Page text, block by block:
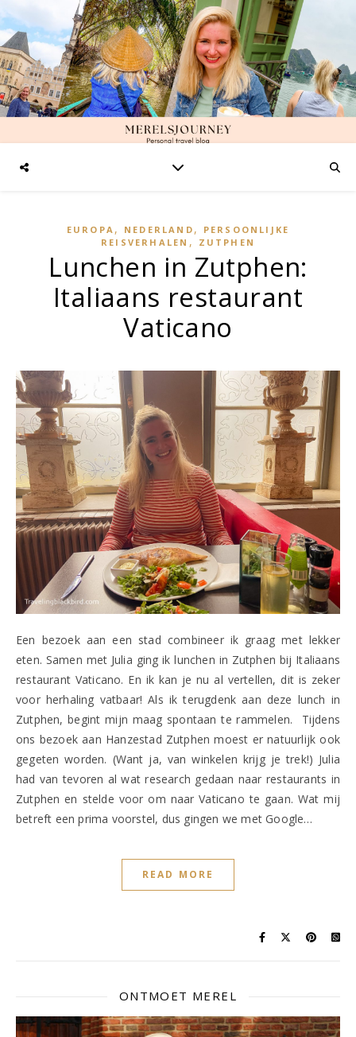
EUROPA , NEDERLAND ,
PERSOONLIJKE
REISVERHALEN , ZUTPHEN
Lunchen in Zutphen:
Italiaans restaurant
Vaticano
Een bezoek aan een stad combineer ik graag met lekker
eten. Samen met Julia ging ik lunchen in Zutphen bij Italiaans
restaurant Vaticano. En ik kan je nu al vertellen, dit is zeker
voor herhaling vatbaar! Als ik terugdenk aan deze lunch in
Zutphen, begint mijn maag spontaan te rammelen. Tijdens
ons bezoek aan Hanzestad Zutphen moest er natuurlijk ook
gegeten worden. (Want ja, van winkelen krijg je trek!) Julia
had van tevoren al wat research gedaan naar restaurants in
Zutphen en stelde voor om naar Vaticano te gaan. Wat mij
betreft een prima voorstel, dus gingen we met Google…
READ MORE
ONTMOET MEREL